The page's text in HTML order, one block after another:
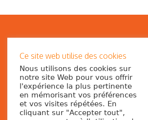
CIPA Collège International de
d’Anthropologie
Siège social : 23 rue Ernest Renan
Ce site web utilise des cookies
Nous utilisons des cookies sur
notre site Web pour vous offrir
l'expérience la plus pertinente
en mémorisant vos préférences
et vos visites répétées. En
cliquant sur "Accepter tout",